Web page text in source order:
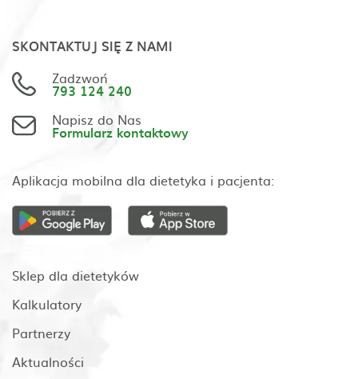
SKONTAKTUJ SIĘ Z NAMI
Zadzwoń
793 124 240
Napisz do Nas
Formularz kontaktowy
Aplikacja mobilna dla dietetyka i pacjenta:
Sklep dla dietetyków
Kalkulatory
Partnerzy
Aktualności